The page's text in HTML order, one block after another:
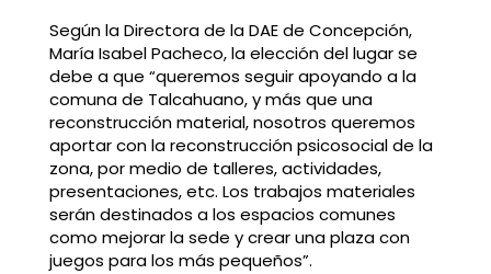
Según la Directora de la DAE de Concepción,
María Isabel Pacheco, la elección del lugar se
debe a que “queremos seguir apoyando a la
comuna de Talcahuano, y más que una
reconstrucción material, nosotros queremos
aportar con la reconstrucción psicosocial de la
zona, por medio de talleres, actividades,
presentaciones, etc. Los trabajos materiales
serán destinados a los espacios comunes
como mejorar la sede y crear una plaza con
juegos para los más pequeños”.